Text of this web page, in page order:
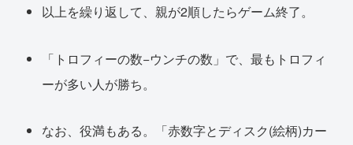
以上を繰り返して、親が2順したらゲーム終了。
「トロフィーの数−ウンチの数」で、最もトロフィ
ーが多い人が勝ち。
なお、役満もある。「赤数字とディスク(絵柄)カー